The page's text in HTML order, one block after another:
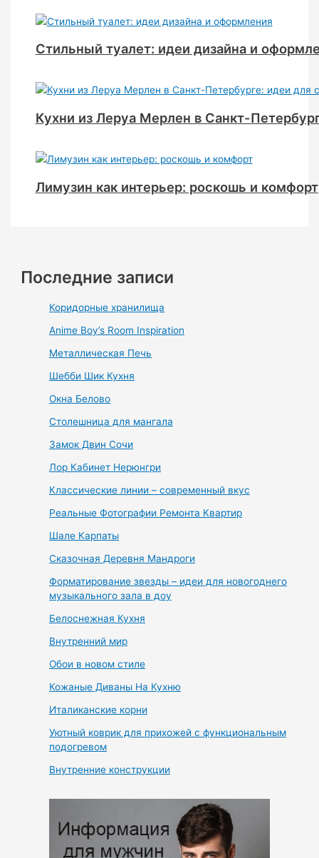
Стильный туалет: идеи дизайна и
Кухни из Леруа Мерлен в Санкт-
Лимузин как интерьер: роскошь и комфорт
Последние записи
Коридорные хранилища
Anime Boy’s Room Inspiration
Металлическая Печь
Шебби Шик Кухня
Окна Белово
Столешница для мангала
Замок Двин Сочи
Лор Кабинет Нерюнгри
Классические линии – современный вкус
Реальные Фотографии Ремонта Квартир
Шале Карпаты
Сказочная Деревня Мандроги
Форматирование звезды – идеи для новогоднего
музыкального зала в доу
Белоснежная Кухня
Внутренний мир
Обои в новом стиле
Кожаные Диваны На Кухню
Италиканские корни
Уютный коврик для прихожей с функциональным
подогревом
Внутренние конструкции